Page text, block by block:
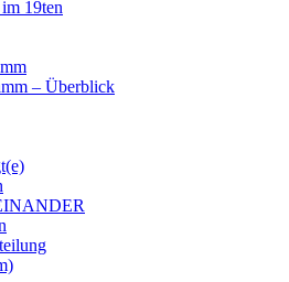
19ten
– Überblick